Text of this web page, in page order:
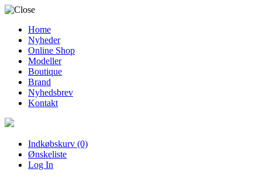
Home
Nyheder
Online Shop
Modeller
Boutique
Brand
Nyhedsbrev
Kontakt
Indkøbskurv (0)
Ønskeliste
Log In